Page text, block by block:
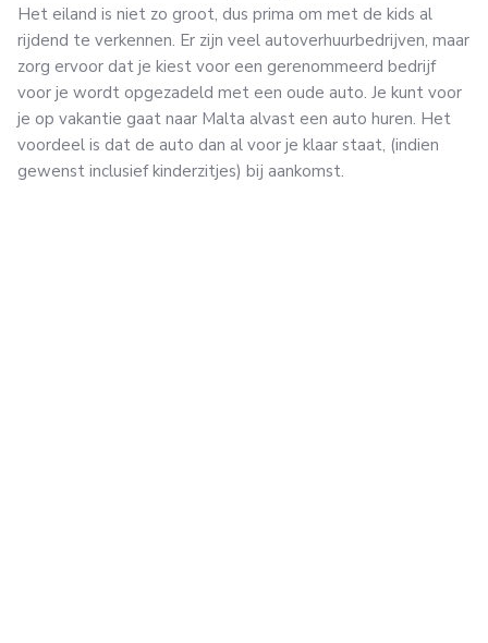
Het eiland is niet zo groot, dus prima om met de kids al
rijdend te verkennen. Er zijn veel autoverhuurbedrijven, maar
zorg ervoor dat je kiest voor een gerenommeerd bedrijf
voor je wordt opgezadeld met een oude auto. Je kunt voor
je op vakantie gaat naar Malta alvast een auto huren. Het
voordeel is dat de auto dan al voor je klaar staat, (indien
gewenst inclusief kinderzitjes) bij aankomst.